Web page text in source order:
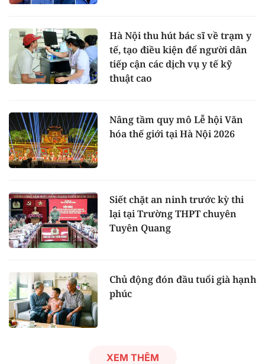
Hà Nội thu hút bác sĩ về trạm y
tế, tạo điều kiện để người dân
tiếp cận các dịch vụ y tế kỹ
thuật cao
Nâng tầm quy mô Lễ hội Văn
hóa thế giới tại Hà Nội 2026
Siết chặt an ninh trước kỳ thi
lại tại Trường THPT chuyên
Tuyên Quang
Chủ động đón đầu tuổi già hạnh
phúc
XEM THÊM